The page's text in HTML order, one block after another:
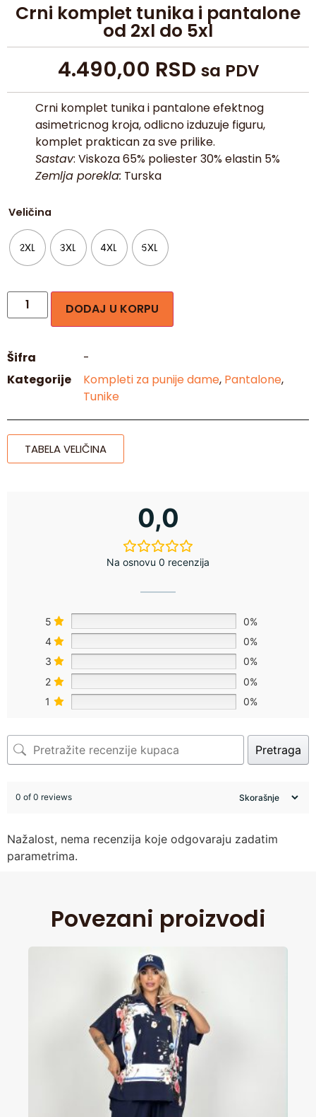
Crni komplet tunika i pantalone
od 2xl do 5xl
4.490,00 RSD sa PDV
Crni komplet tunika i pantalone efektnog
asimetricnog kroja, odlicno izduzuje figuru,
komplet praktican za sve prilike.
Sastav: Viskoza 65% poliester 30% elastin 5%
Zemlja porekla: Turska
Veličina
2XL 3XL 4XL 5XL
DODAJ U KORPU
Šifra
-
Kategorije
Kompleti za punije dame, Pantalone,
Tunike
TABELA VELIČINA
0,0
Na osnovu 0 recenzija
5
0%
4
0%
3
0%
2
0%
1
0%
Pretraga
0 of 0 reviews
Nažalost, nema recenzija koje odgovaraju zadatim
parametrima.
Povezani proizvodi